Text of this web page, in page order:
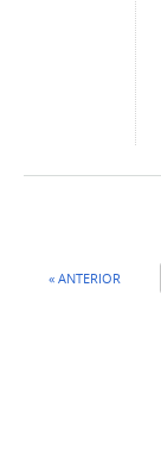
« ANTERIOR